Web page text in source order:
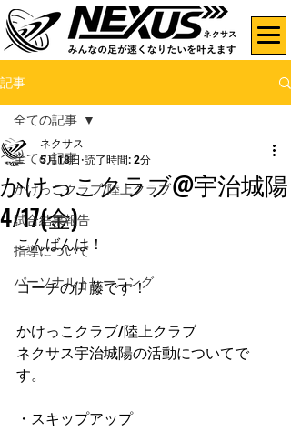
記事
全ての記事
かけっこクラブ/陸上クラブ
試合結果報告
指導について
パーソナルトレーニング
全ての記事
かけっこクラブ@宇治城陽
4/17(金)
ネクサス
5月18日 読了時間: 2分
こんばんは！
コーチの伊藤です！
かけっこクラブ/陸上クラブ
ネクサス宇治城陽の活動についてで
す。
・スキップアップ